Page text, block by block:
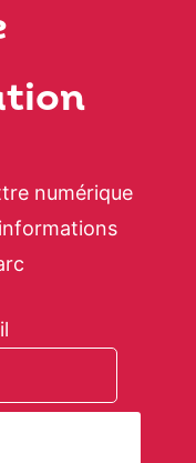
numérique